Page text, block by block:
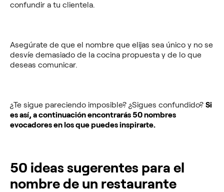
confundir a tu clientela.
Asegúrate de que el nombre que elijas sea único y no se
desvíe demasiado de la cocina propuesta y de lo que
deseas comunicar.
¿Te sigue pareciendo imposible? ¿Sigues confundido? Si
es así, a continuación encontrarás 50 nombres
evocadores en los que puedes inspirarte.
50 ideas sugerentes para el
nombre de un restaurante